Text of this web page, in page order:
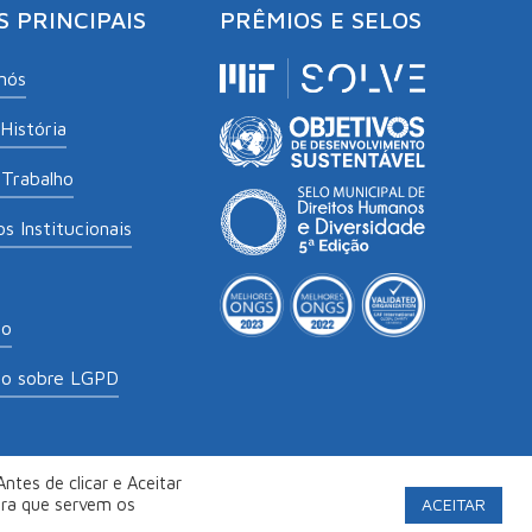
PRINCIPAIS
Institucionais
sobre LGPD
PRÊMIOS E SELOS
. Política de Privacidade
de clicar e Aceitar
que servem os
ACEITAR